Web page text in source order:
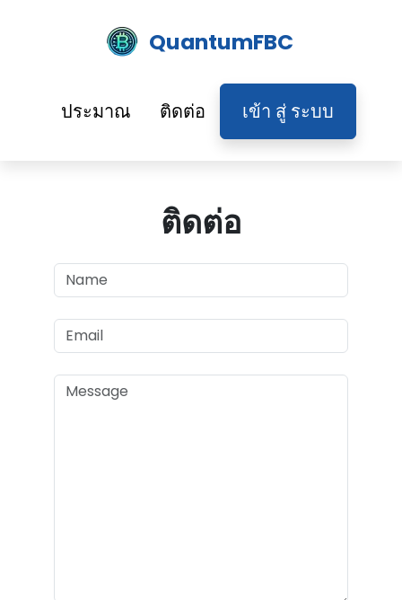
QuantumFBC
ประมาณ ติดต่อ เข้า สู่ ระบบ
ติดต่อ